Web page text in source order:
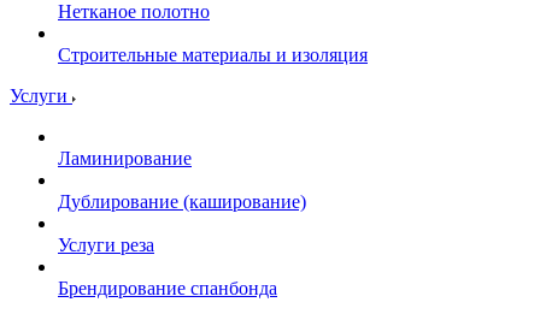
Нетканое полотно
Строительные материалы и изоляция
Услуги
Ламинирование
Дублирование (каширование)
Услуги реза
Брендирование спанбонда